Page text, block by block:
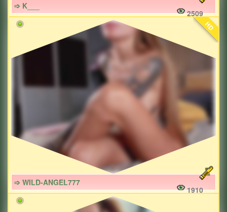
➩ K___
2509
HD
➩ WILD-ANGEL777
1910